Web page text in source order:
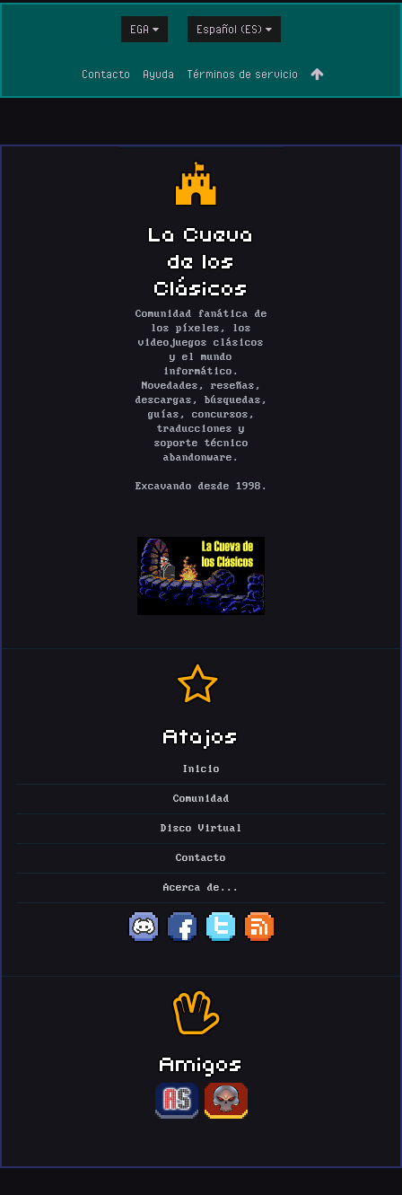
EGA Español (ES)
Contacto Ayuda Términos de servicio
La Cueva
de los
Clásicos
Comunidad fanática de
los píxeles, los
videojuegos clásicos
y el mundo
informático.
Novedades, reseñas,
descargas, búsquedas,
guías, concursos,
traducciones y
soporte técnico
abandonware.
Excavando desde 1998.
Atajos
Inicio
Comunidad
Disco Virtual
Contacto
Acerca de...
Amigos